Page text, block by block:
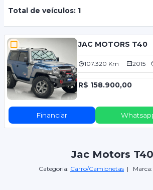
Total de veículos: 1
JAC MOTORS T40
107.320 Km 2015
R$ 158.900,00
Financiar
Jac Motors T40
Categoria: Carro/Camionetas | Marca: